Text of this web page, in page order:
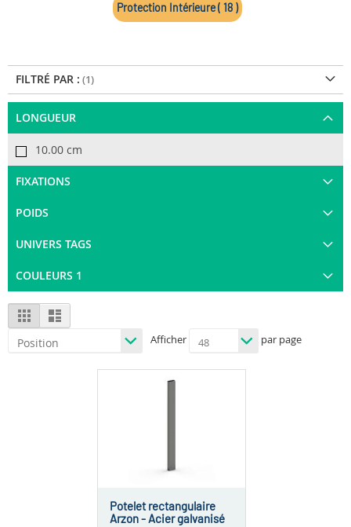
Protection Intérieure ( 18 )
View
as
Grid List
Afficher par page
Potelet rectangulaire
Arzon - Acier galvanisé
FILTRÉ PAR :
LONGUEUR
10.00 cm
FIXATIONS
POIDS
UNIVERS TAGS
COULEURS 1